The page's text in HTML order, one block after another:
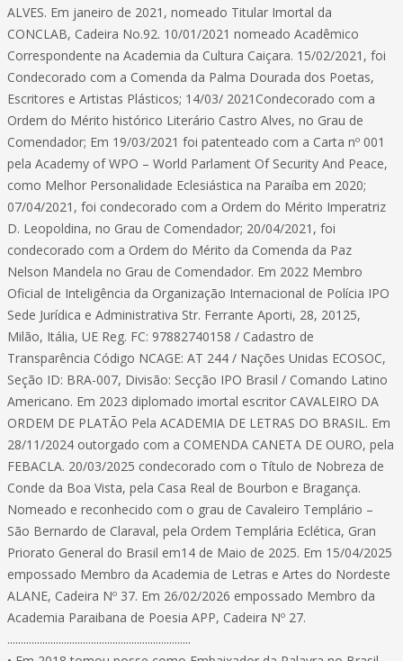
ALVES. Em janeiro de 2021, nomeado Titular Imortal da
CONCLAB, Cadeira No.92. 10/01/2021 nomeado Acadêmico
Correspondente na Academia da Cultura Caiçara. 15/02/2021, foi
Condecorado com a Comenda da Palma Dourada dos Poetas,
Escritores e Artistas Plásticos; 14/03/ 2021Condecorado com a
Ordem do Mérito histórico Literário Castro Alves, no Grau de
Comendador; Em 19/03/2021 foi patenteado com a Carta nº 001
pela Academy of WPO – World Parlament Of Security And Peace,
como Melhor Personalidade Eclesiástica na Paraíba em 2020;
07/04/2021, foi condecorado com a Ordem do Mérito Imperatriz
D. Leopoldina, no Grau de Comendador; 20/04/2021, foi
condecorado com a Ordem do Mérito da Comenda da Paz
Nelson Mandela no Grau de Comendador. Em 2022 Membro
Oficial de Inteligência da Organização Internacional de Polícia IPO
Sede Jurídica e Administrativa Str. Ferrante Aporti, 28, 20125,
Milão, Itália, UE Reg. FC: 97882740158 / Cadastro de
Transparência Código NCAGE: AT 244 / Nações Unidas ECOSOC,
Seção ID: BRA-007, Divisão: Secção IPO Brasil / Comando Latino
Americano. Em 2023 diplomado imortal escritor CAVALEIRO DA
ORDEM DE PLATÃO Pela ACADEMIA DE LETRAS DO BRASIL. Em
28/11/2024 outorgado com a COMENDA CANETA DE OURO, pela
FEBACLA. 20/03/2025 condecorado com o Título de Nobreza de
Conde da Boa Vista, pela Casa Real de Bourbon e Bragança.
Nomeado e reconhecido com o grau de Cavaleiro Templário –
São Bernardo de Claraval, pela Ordem Templária Eclética, Gran
Priorato General do Brasil em14 de Maio de 2025. Em 15/04/2025
empossado Membro da Academia de Letras e Artes do Nordeste
ALANE, Cadeira Nº 37. Em 26/02/2026 empossado Membro da
Academia Paraibana de Poesia APP, Cadeira Nº 27.
....................................................................